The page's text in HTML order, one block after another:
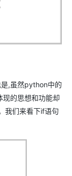
,虽然python中的
现的思想和功能却
我们来看下if语句